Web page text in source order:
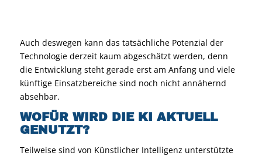
Auch deswegen kann das tatsächliche Potenzial der
Technologie derzeit kaum abgeschätzt werden, denn
die Entwicklung steht gerade erst am Anfang und viele
künftige Einsatzbereiche sind noch nicht annähernd
absehbar.
WOFÜR WIRD DIE KI AKTUELL
GENUTZT?
Teilweise sind von Künstlicher Intelligenz unterstützte